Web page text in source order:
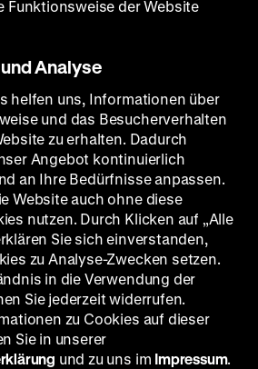
Georg Bruckbauer, D: Luise
Höflich, Oskar Sima, Anton
Revue der Betty Gall. Deren
weiß dagegen, dass man
muss. Nach einer zu Unrecht
kommt sie bei der eitlen Betty
verunglückt, schlüpft die
heimlich in ihre Rolle und
nichtsahnenden Verlobten,
Luise Ullrich spielt die Zwillinge
Melodram, in dem Werner
Mischung von filmischem
Genre-Unterhaltung auf
gelingt. Helenes Psychogramm
Elementen verwoben,
an allen Ecken und Enden
ausstreut: In der Nacht lauern
Bühnenmontur, eine
Funktionsweise der Website
Analyse
helfen uns, Informationen über
und das Besucherverhalten
zu erhalten. Dadurch
Angebot kontinuierlich
an Ihre Bedürfnisse anpassen.
Website auch ohne diese
nutzen. Durch Klicken auf „Alle
Sie sich einverstanden,
zu Analyse-Zwecken setzen.
in die Verwendung der
Sie jederzeit widerrufen.
zu Cookies auf dieser
Sie in unserer
und zu uns im Impressum.